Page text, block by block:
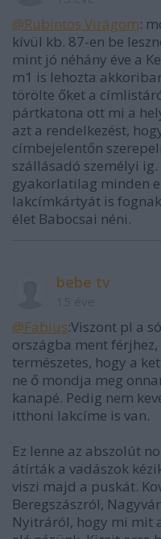
@Rubintos Virágom:
kívül kb. 87-en be
mint jó néhány éve a
m1 is lehozta
törölte őket a
pártkatona ott mi a
azt a rendelkezést,
címbejelentőn
szállásadó személyi
gyakorlatilag minden
lakcímkártyát is
élet Babocsai néni.
bebe tv
@Fabius:Viszont pl a
országba ment
természetes, hogy a
ne ő mondja meg
kanapé. Pedig nem
itthoni lakcíme is van.
Ez lenne az abszolút
átírták a vadászok
viszi majd a puskát.
Beregszászról,
Nyitráról, hogy mi mit